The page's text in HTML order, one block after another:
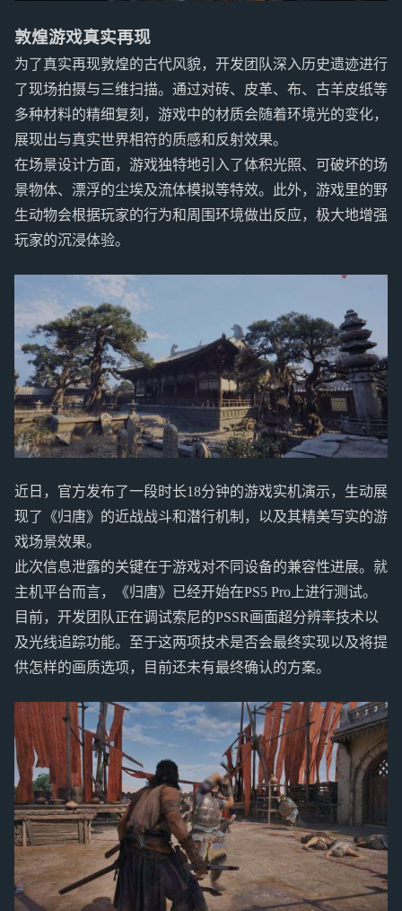
敦煌游戏真实再现
为了真实再现敦煌的古代风貌，开发团队深入历史遗迹进行
了现场拍摄与三维扫描。通过对砖、皮革、布、古羊皮纸等
多种材料的精细复刻，游戏中的材质会随着环境光的变化，
展现出与真实世界相符的质感和反射效果。
在场景设计方面，游戏独特地引入了体积光照、可破坏的场
景物体、漂浮的尘埃及流体模拟等特效。此外，游戏里的野
生动物会根据玩家的行为和周围环境做出反应，极大地增强
玩家的沉浸体验。
近日，官方发布了一段时长18分钟的游戏实机演示，生动展
现了《归唐》的近战战斗和潜行机制，以及其精美写实的游
戏场景效果。
此次信息泄露的关键在于游戏对不同设备的兼容性进展。就
主机平台而言，《归唐》已经开始在PS5 Pro上进行测试。
目前，开发团队正在调试索尼的PSSR画面超分辨率技术以
及光线追踪功能。至于这两项技术是否会最终实现以及将提
供怎样的画质选项，目前还未有最终确认的方案。